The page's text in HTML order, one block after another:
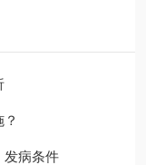
发病条件